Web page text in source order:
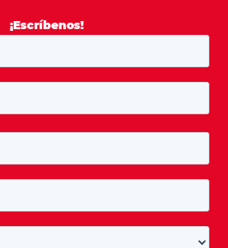
¡Escríbenos!